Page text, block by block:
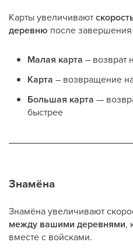
Карты увеличивают
деревню после
Малая карта – возврат
Карта – возвращение
Большая карта —
быстрее
Знамёна
Знамёна увеличивают
между вашими деревнями,
вместе с войсками.